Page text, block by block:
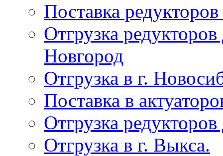
Поставка
Отгрузка
Новгород
Отгрузка в г.
Поставка в
Отгрузка
Отгрузка в г. Выкса.